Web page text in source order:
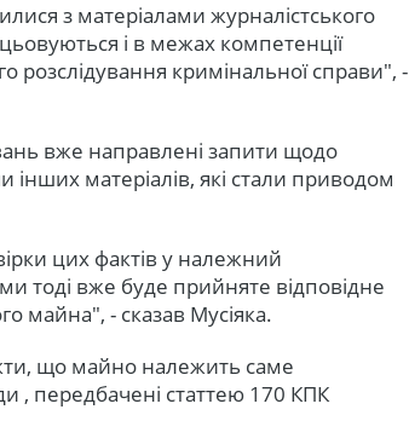
з матеріалами журналістського
і в межах компетенції
розслідування кримінальної справи", -
вже направлені запити щодо
матеріалів, які стали приводом
цих фактів у належний
тоді вже буде прийняте відповідне
майна", - сказав Мусіяка.
що майно належить саме
, передбачені статтею 170 КПК